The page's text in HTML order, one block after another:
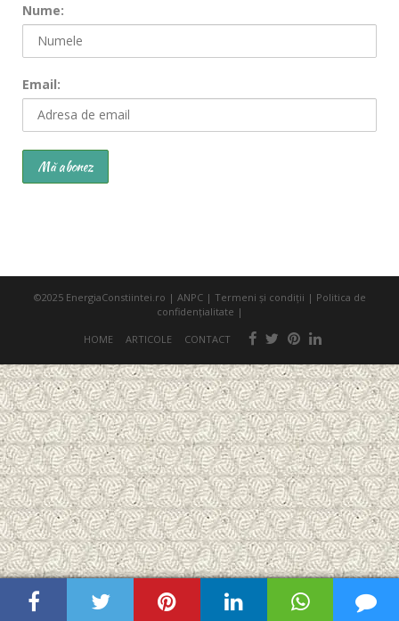
Nume:
Email:
©2025 EnergiaConstiintei.ro | ANPC| Termeni şi condiţii | Politica de
confidenţialitate |
HOME ARTICOLE CONTACT